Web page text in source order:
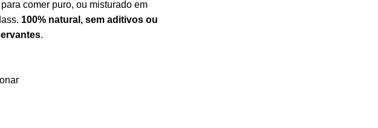
comer puro, ou misturado em
100% natural, sem aditivos ou
.